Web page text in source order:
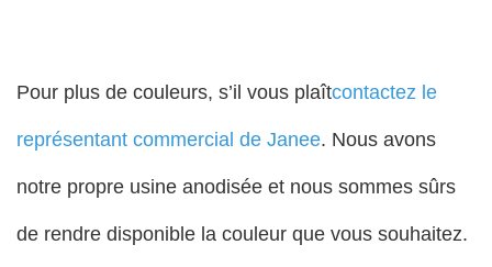
Pour plus de couleurs, s’il vous plaîtcontactez le
représentant commercial de Janee. Nous avons
notre propre usine anodisée et nous sommes sûrs
de rendre disponible la couleur que vous souhaitez.